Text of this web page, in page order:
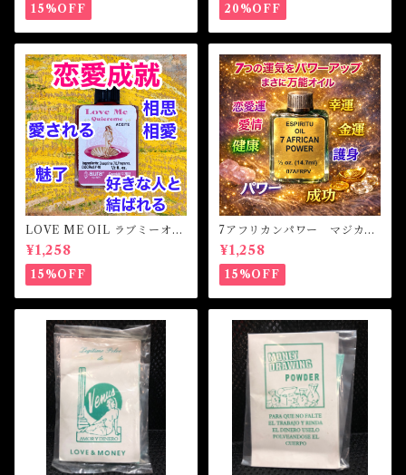
15%OFF 20%OFF
LOVE ME OIL ラブミーオイ
ル -相思相愛・愛される-
¥1,258
15%OFF
7アフリカンパワー マジカル
オイル・魔女オイル 7AFRI
CAN POWERS Magical Oil
¥1,258
15%OFF